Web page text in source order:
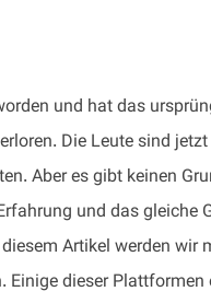
und hat das
Die Leute sind
Aber es gibt keinen
und das gleiche
Artikel werden wir
dieser